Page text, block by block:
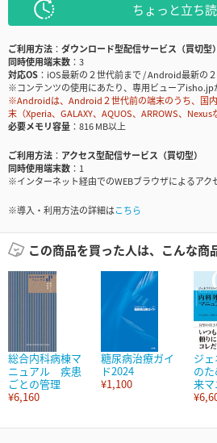
ちょっと立ち
ご利用方法
ダウンロード型配信サービス（買切型）
同時使用端末数
3
対応OS
iOS最新の２世代前まで / Android最新の
※コンテンツの使用にあたり、専用ビューアisho.jp
※Androidは、Android２世代前の端末のうち、国
末（Xperia、GALAXY、AQUOS、ARROWS、
必要メモリ容量
816 MB以上
ご利用方法
アクセス型配信サービス（買切型）
同時使用端末数
1
※インターネット経由でのWEBブラウザによるアク
※導入・利用方法の詳細はこちら
この商品を買った人は、こんな商
総合内科病棟マ
ニュアル 疾患
ごとの管理
¥6,160
糖尿病治療ガイ
ド2024
¥1,100
ジ
の
来